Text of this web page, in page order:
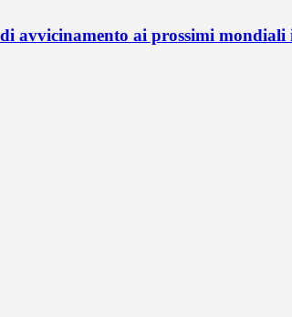
avvicinamento ai prossimi mondiali